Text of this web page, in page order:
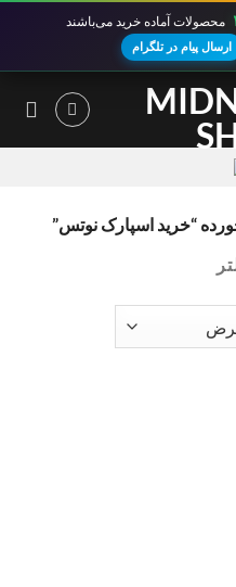
محصولات آماده خرید می‌باشند
ارسال پیام در تلگرام
“خرید اسپارک نوتس”